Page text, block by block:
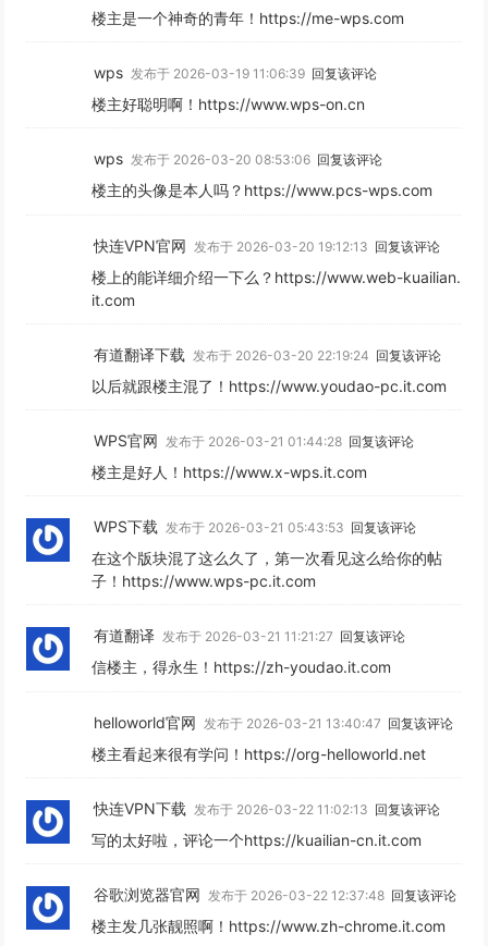
楼主是一个神奇的青年！https://me-wps.com
wps 发布于 2026-03-19 11:06:39 回复该评论
楼主好聪明啊！https://www.wps-on.cn
wps 发布于 2026-03-20 08:53:06 回复该评论
楼主的头像是本人吗？https://www.pcs-wps.com
快连VPN官网 发布于 2026-03-20 19:12:13 回复该评论
楼上的能详细介绍一下么？https://www.web-kuailian.
it.com
有道翻译下载 发布于 2026-03-20 22:19:24 回复该评论
以后就跟楼主混了！https://www.youdao-pc.it.com
WPS官网 发布于 2026-03-21 01:44:28 回复该评论
楼主是好人！https://www.x-wps.it.com
WPS下载 发布于 2026-03-21 05:43:53 回复该评论
在这个版块混了这么久了，第一次看见这么给你的帖
子！https://www.wps-pc.it.com
有道翻译 发布于 2026-03-21 11:21:27 回复该评论
信楼主，得永生！https://zh-youdao.it.com
helloworld官网 发布于 2026-03-21 13:40:47 回复该评论
楼主看起来很有学问！https://org-helloworld.net
快连VPN下载 发布于 2026-03-22 11:02:13 回复该评论
写的太好啦，评论一个https://kuailian-cn.it.com
谷歌浏览器官网 发布于 2026-03-22 12:37:48 回复该评论
楼主发几张靓照啊！https://www.zh-chrome.it.com